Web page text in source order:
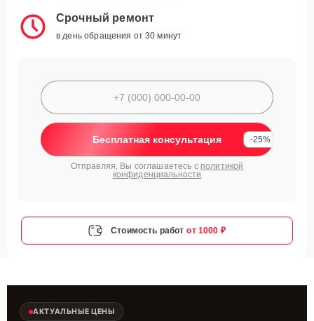
Срочный ремонт
в день обращения от 30 минут
Бесплатная консультация -25%
Отправляя, Вы соглашаетесь с политикой
конфиденциальности
Стоимость работ от 1000 ₽
АКТУАЛЬНЫЕ ЦЕНЫ